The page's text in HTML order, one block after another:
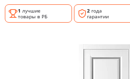
1 лучшие
товары в РБ
2года
гарантии